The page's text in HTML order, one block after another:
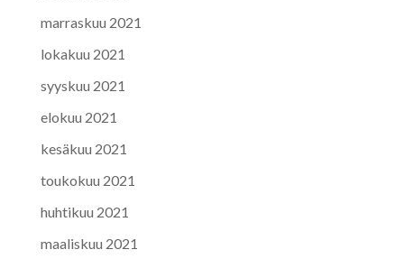
marraskuu 2021
lokakuu 2021
syyskuu 2021
elokuu 2021
kesäkuu 2021
toukokuu 2021
huhtikuu 2021
maaliskuu 2021